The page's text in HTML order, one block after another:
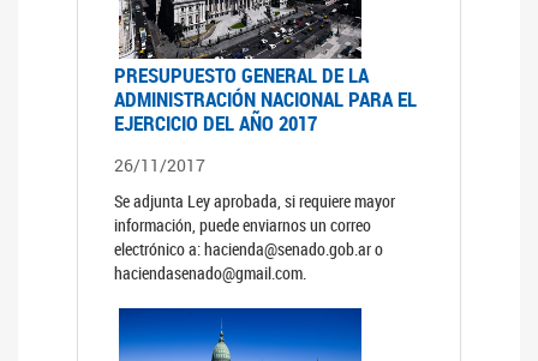
PRESUPUESTO GENERAL DE LA
ADMINISTRACIÓN NACIONAL PARA EL
EJERCICIO DEL AÑO 2017
26/11/2017
Se adjunta Ley aprobada, si requiere mayor
información, puede enviarnos un correo
electrónico a: hacienda@senado.gob.ar o
haciendasenado@gmail.com.